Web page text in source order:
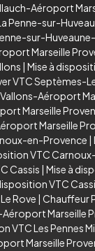
Aéroport
Penne-sur-
sur-
Marseille
| Mise à
VTC Septèmes-
Aéroport
Marseille
Marseille
en-Provence |
VTC
Cassis | Mise à
VTC
Rove | Chauffeur
Marseille
VTC Les Pennes
Marseille